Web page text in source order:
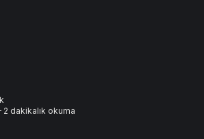
dakikalık okuma